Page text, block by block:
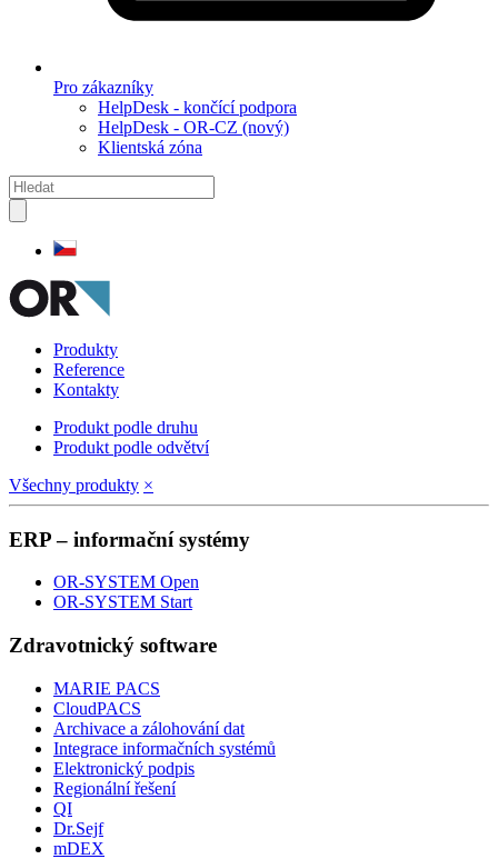
Pro zákazníky
HelpDesk - končící podpora
HelpDesk - OR-CZ (nový)
Klientská zóna
Produkty
Reference
Kontakty
Produkt podle druhu
Produkt podle odvětví
Všechny produkty ×
ERP – informační systémy
OR-SYSTEM Open
OR-SYSTEM Start
Zdravotnický software
MARIE PACS
CloudPACS
Archivace a zálohování dat
Integrace informačních systémů
Elektronický podpis
Regionální řešení
QI
Dr.Sejf
mDEX